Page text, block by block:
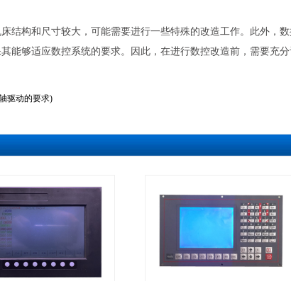
结构和尺寸较大，可能需要进行一些特殊的改造工作。此外，
能够适应数控系统的要求。因此，在进行数控改造前，需要充
驱动的要求)